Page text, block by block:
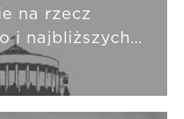
na rzecz
i najbliższych
w